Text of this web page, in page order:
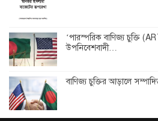
‘পারস্পরিক বাণিজ্য চুক্তি
উপনিবেশবাদী…
বাণিজ্য চুক্তির আড়ালে